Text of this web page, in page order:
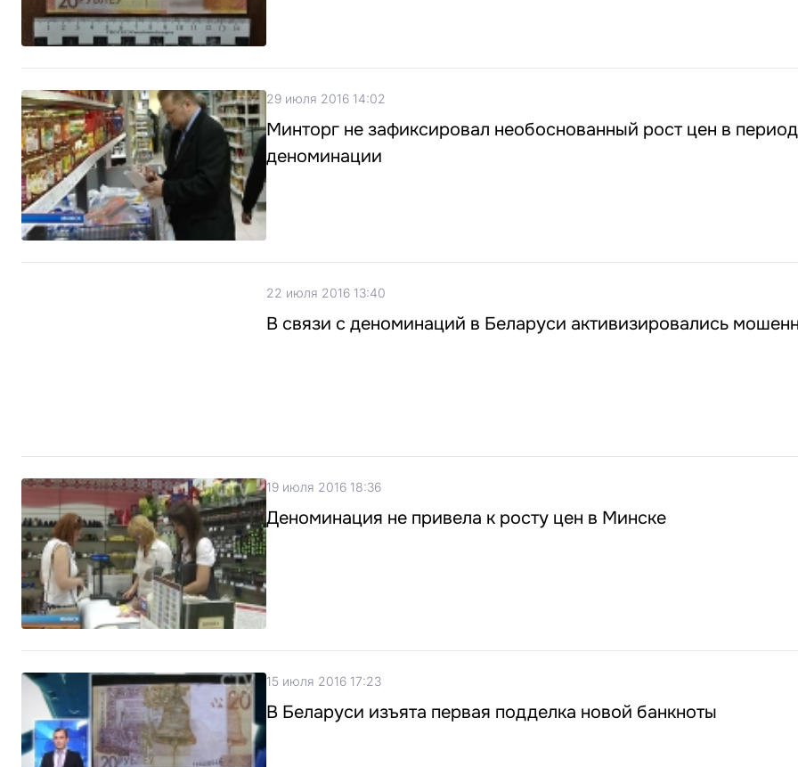
29 июля 2016 14:02
Минторг не зафиксировал необоснованный рост цен в период
деноминации
22 июля 2016 13:40
В связи с деноминаций в Беларуси активизировались
19 июля 2016 18:36
Деноминация не привела к росту цен в Минске
15 июля 2016 17:23
В Беларуси изъята первая подделка новой банкноты